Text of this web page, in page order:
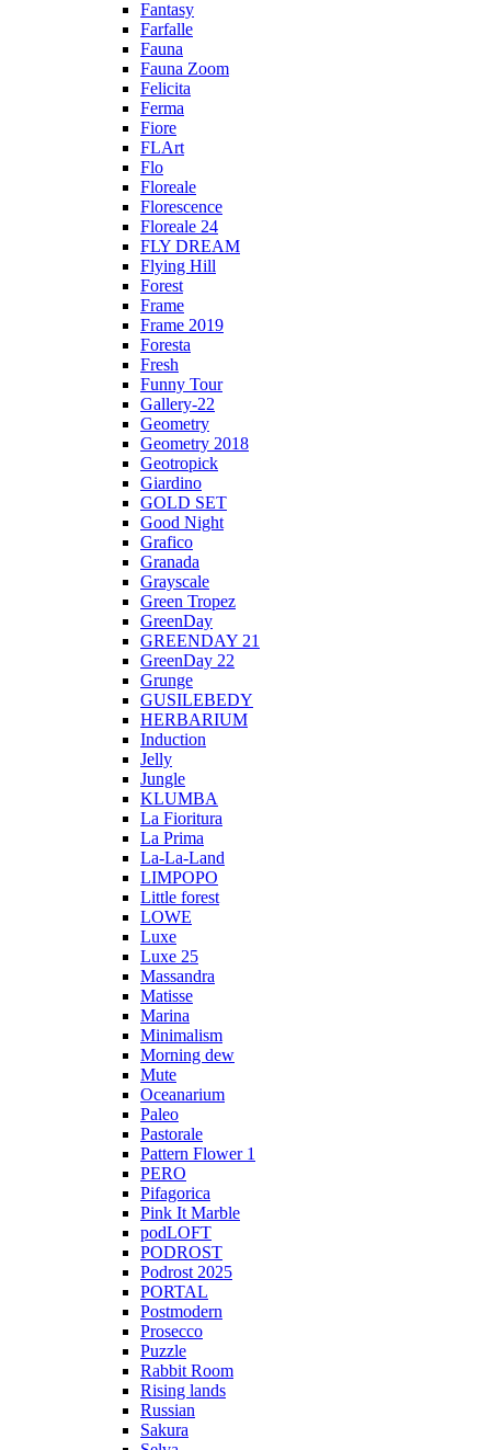
Fantasy
Farfalle
Fauna
Fauna Zoom
Felicita
Ferma
Fiore
FLArt
Flo
Floreale
Florescence
Floreale 24
FLY DREAM
Flying Hill
Forest
Frame
Frame 2019
Foresta
Fresh
Funny Tour
Gallery-22
Geometry
Geometry 2018
Geotropick
Giardino
GOLD SET
Good Night
Grafico
Granada
Grayscale
Green Tropez
GreenDay
GREENDAY 21
GreenDay 22
Grunge
GUSILEBEDY
HERBARIUM
Induction
Jelly
Jungle
KLUMBA
La Fioritura
La Prima
La-La-Land
LIMPOPO
Little forest
LOWE
Luxe
Luxe 25
Massandra
Matisse
Marina
Minimalism
Morning dew
Mute
Oceanarium
Paleo
Pastorale
Pattern Flower 1
PERO
Pifagorica
Pink It Marble
podLOFT
PODROST
Podrost 2025
PORTAL
Postmodern
Prosecco
Puzzle
Rabbit Room
Rising lands
Russian
Sakura